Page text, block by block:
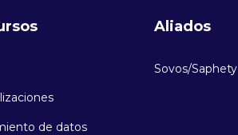
de datos
Aliados
Sovos/Saphety